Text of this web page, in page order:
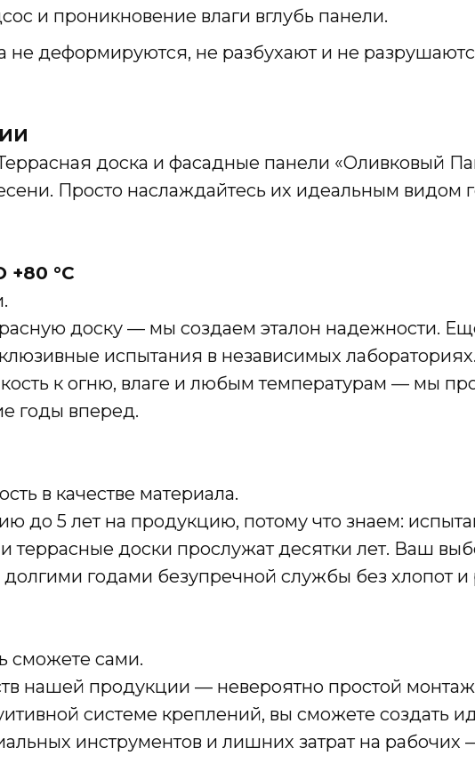
и проникновение влаги вглубь панели.
не деформируются, не разбухают и не
доска и фасадные панели «Оливковый
Просто наслаждайтесь их идеальным видом
°C
доску — мы создаем эталон надежности.
испытания в независимых лабораториях.
к огню, влаге и любым температурам — мы
годы вперед.
в качестве материала.
до 5 лет на продукцию, потому что знаем:
террасные доски прослужат десятки лет. Ваш
долгими годами безупречной службы без хлопот и
сможете сами.
нашей продукции — невероятно простой
системе креплений, вы сможете создать
инструментов и лишних затрат на